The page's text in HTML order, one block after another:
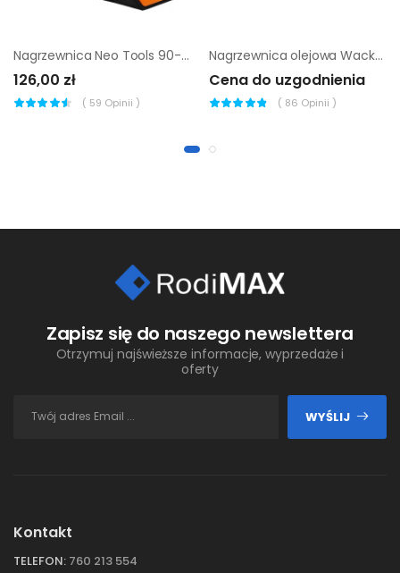
Nagrzewnica Neo Tools 90-060 PTC (moc 2 kW) |
126,00 zł
( 59 Opinii )
Nagrzewnica olejowa Wacker Neuson HI 260 Tank
Cena do uzgodnienia
( 86 Opinii )
Zapisz się do naszego newslettera
Otrzymuj najświeższe informacje, wyprzedaże i
oferty
WYŚLIJ
Kontakt
TELEFON: 760 213 554